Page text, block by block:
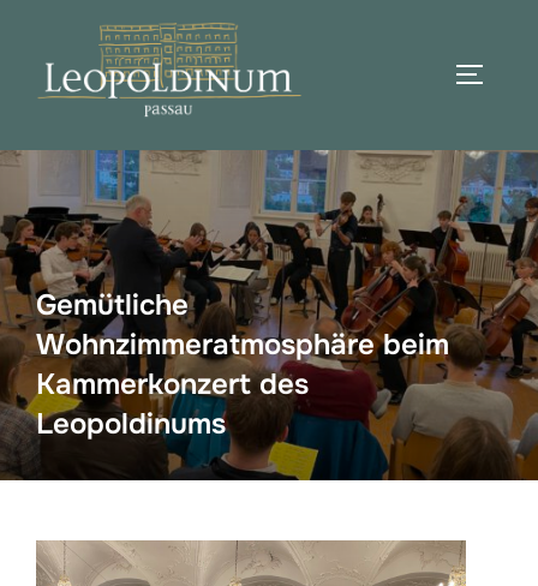
springen
Suchen
Gemütliche
Wohnzimmeratmosphäre beim
Kammerkonzert des
Leopoldinums